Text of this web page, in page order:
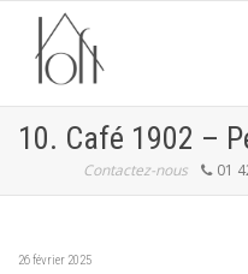
10. Café 1902 –
Contactez-nous 01
26 février 2025